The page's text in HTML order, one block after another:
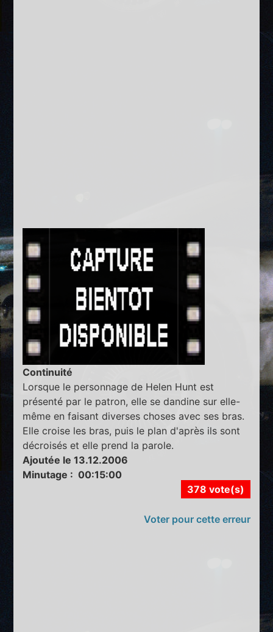
Continuité
Lorsque le personnage de Helen Hunt est
présenté par le patron, elle se dandine sur elle-
même en faisant diverses choses avec ses bras.
Elle croise les bras, puis le plan d'après ils sont
décroisés et elle prend la parole.
Ajoutée le 13.12.2006
Minutage : 00:15:00
378 vote(s)
Voter pour cette erreur